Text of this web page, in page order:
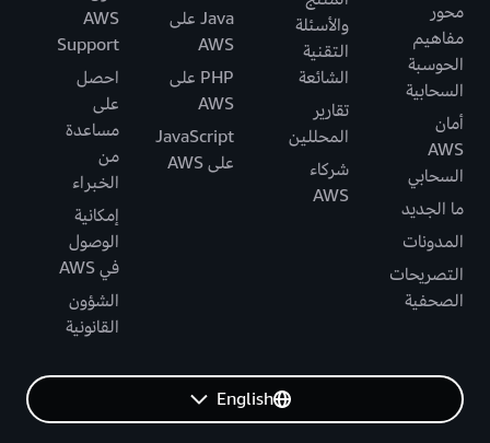
محور
مفاهيم
الحوسبة
السحابية
أمان
AWS
السحابي
ما الجديد
المدونات
التصريحات
الصحفية
والأسئلة
التقنية
الشائعة
تقارير
المحللين
شركاء
AWS
Java على
AWS
PHP على
AWS
JavaScript
على AWS
AWS
Support
احصل
على
مساعدة
من
الخبراء
إمكانية
الوصول
في AWS
الشؤون
القانونية
English